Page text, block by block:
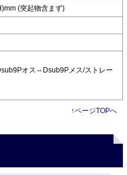
(突起物含まず)
オス⇔Dsub9Pメス/ストレー
↑ページTOPへ